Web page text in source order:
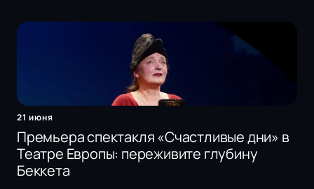
21 июня
Премьера спектакля «Счастливые дни» в
Театре Европы: переживите глубину
Беккета